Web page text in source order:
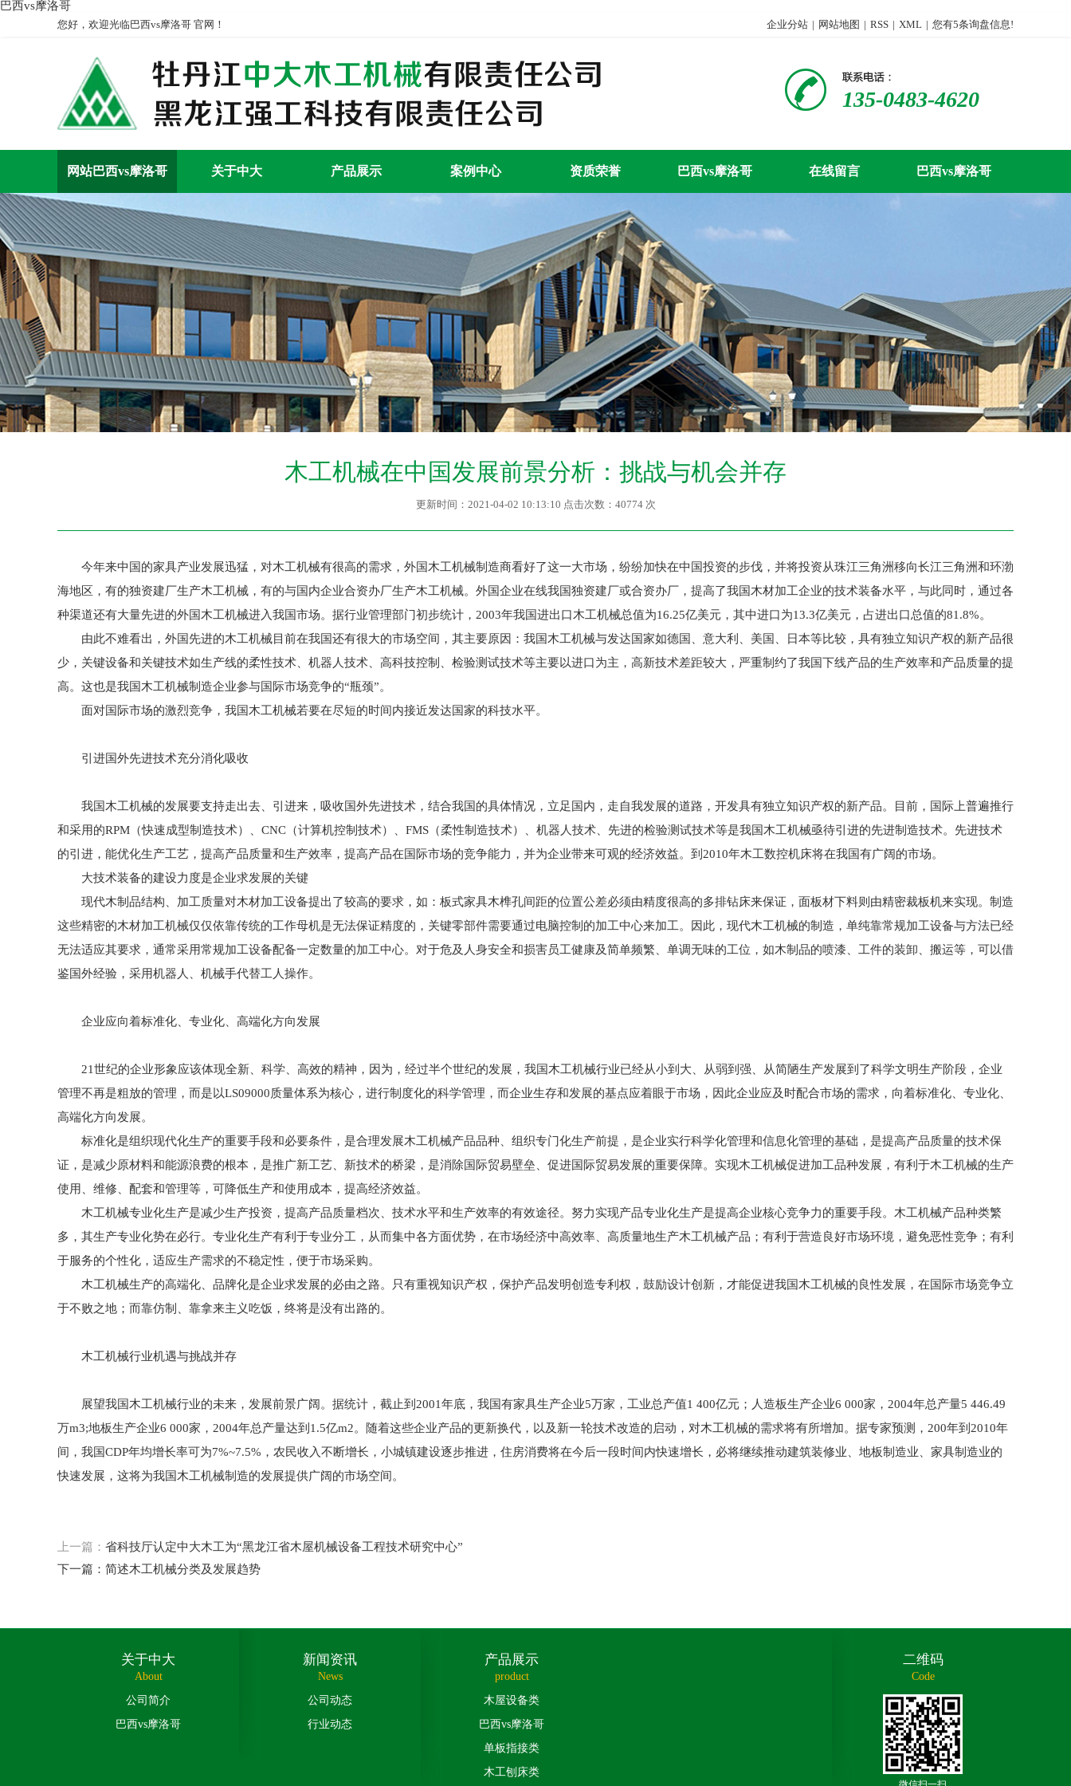
巴西vs摩洛哥
您好，欢迎光临巴西vs摩洛哥 官网！ 企业分站 | 网站地图 | RSS | XML | 您有5条询盘信息!
135-0483-4620
网站巴西vs摩洛哥 关于中大 产品展示 案例中心 资质荣誉 巴西vs摩洛哥 在线留言 巴西vs摩洛哥
木工机械在中国发展前景分析：挑战与机会并存
更新时间：2021-04-02 10:13:10 点击次数：40774 次
今年来中国的家具产业发展迅猛，对木工机械有很高的需求，外国木工机械制造商看好了这一大市场，纷纷加快在中国投资的步伐，并将投资从珠江三角洲移向长江三角洲和环渤
海地区，有的独资建厂生产木工机械，有的与国内企业合资办厂生产木工机械。外国企业在线我国独资建厂或合资办厂，提高了我国木材加工企业的技术装备水平，与此同时，通过各
种渠道还有大量先进的外国木工机械进入我国市场。据行业管理部门初步统计，2003年我国进出口木工机械总值为16.25亿美元，其中进口为13.3亿美元，占进出口总值的81.8%。
由此不难看出，外国先进的木工机械目前在我国还有很大的市场空间，其主要原因：我国木工机械与发达国家如德国、意大利、美国、日本等比较，具有独立知识产权的新产品很
少，关键设备和关键技术如生产线的柔性技术、机器人技术、高科技控制、检验测试技术等主要以进口为主，高新技术差距较大，严重制约了我国下线产品的生产效率和产品质量的提
高。这也是我国木工机械制造企业参与国际市场竞争的“瓶颈”。
面对国际市场的激烈竞争，我国木工机械若要在尽短的时间内接近发达国家的科技水平。
引进国外先进技术充分消化吸收
我国木工机械的发展要支持走出去、引进来，吸收国外先进技术，结合我国的具体情况，立足国内，走自我发展的道路，开发具有独立知识产权的新产品。目前，国际上普遍推行
和采用的RPM（快速成型制造技术）、CNC（计算机控制技术）、FMS（柔性制造技术）、机器人技术、先进的检验测试技术等是我国木工机械亟待引进的先进制造技术。先进技术
的引进，能优化生产工艺，提高产品质量和生产效率，提高产品在国际市场的竞争能力，并为企业带来可观的经济效益。到2010年木工数控机床将在我国有广阔的市场。
大技术装备的建设力度是企业求发展的关键
现代木制品结构、加工质量对木材加工设备提出了较高的要求，如：板式家具木榫孔间距的位置公差必须由精度很高的多排钻床来保证，面板材下料则由精密裁板机来实现。制造
这些精密的木材加工机械仅仅依靠传统的工作母机是无法保证精度的，关键零部件需要通过电脑控制的加工中心来加工。因此，现代木工机械的制造，单纯靠常规加工设备与方法已经
无法适应其要求，通常采用常规加工设备配备一定数量的加工中心。对于危及人身安全和损害员工健康及简单频繁、单调无味的工位，如木制品的喷漆、工件的装卸、搬运等，可以借
鉴国外经验，采用机器人、机械手代替工人操作。
企业应向着标准化、专业化、高端化方向发展
21世纪的企业形象应该体现全新、科学、高效的精神，因为，经过半个世纪的发展，我国木工机械行业已经从小到大、从弱到强、从简陋生产发展到了科学文明生产阶段，企业
管理不再是粗放的管理，而是以LS09000质量体系为核心，进行制度化的科学管理，而企业生存和发展的基点应着眼于市场，因此企业应及时配合市场的需求，向着标准化、专业化、
高端化方向发展。
标准化是组织现代化生产的重要手段和必要条件，是合理发展木工机械产品品种、组织专门化生产前提，是企业实行科学化管理和信息化管理的基础，是提高产品质量的技术保
证，是减少原材料和能源浪费的根本，是推广新工艺、新技术的桥梁，是消除国际贸易壁垒、促进国际贸易发展的重要保障。实现木工机械促进加工品种发展，有利于木工机械的生产
使用、维修、配套和管理等，可降低生产和使用成本，提高经济效益。
木工机械专业化生产是减少生产投资，提高产品质量档次、技术水平和生产效率的有效途径。努力实现产品专业化生产是提高企业核心竞争力的重要手段。木工机械产品种类繁
多，其生产专业化势在必行。专业化生产有利于专业分工，从而集中各方面优势，在市场经济中高效率、高质量地生产木工机械产品；有利于营造良好市场环境，避免恶性竞争；有利
于服务的个性化，适应生产需求的不稳定性，便于市场采购。
木工机械生产的高端化、品牌化是企业求发展的必由之路。只有重视知识产权，保护产品发明创造专利权，鼓励设计创新，才能促进我国木工机械的良性发展，在国际市场竞争立
于不败之地；而靠仿制、靠拿来主义吃饭，终将是没有出路的。
木工机械行业机遇与挑战并存
展望我国木工机械行业的未来，发展前景广阔。据统计，截止到2001年底，我国有家具生产企业5万家，工业总产值1 400亿元；人造板生产企业6 000家，2004年总产量5 446.49
万m3;地板生产企业6 000家，2004年总产量达到1.5亿m2。随着这些企业产品的更新换代，以及新一轮技术改造的启动，对木工机械的需求将有所增加。据专家预测，200年到2010年
间，我国CDP年均增长率可为7%~7.5%，农民收入不断增长，小城镇建设逐步推进，住房消费将在今后一段时间内快速增长，必将继续推动建筑装修业、地板制造业、家具制造业的
快速发展，这将为我国木工机械制造的发展提供广阔的市场空间。
上一篇： 省科技厅认定中大木工为“黑龙江省木屋机械设备工程技术研究中心”
下一篇： 简述木工机械分类及发展趋势
关于中大
About
公司简介
巴西vs摩洛哥
新闻资讯
News
公司动态
行业动态
产品展示
product
木屋设备类
巴西vs摩洛哥
单板指接类
木工刨床类
二维码
Code